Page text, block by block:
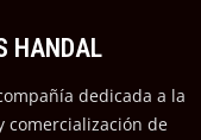
HANDAL
dedicada a la
comercialización de